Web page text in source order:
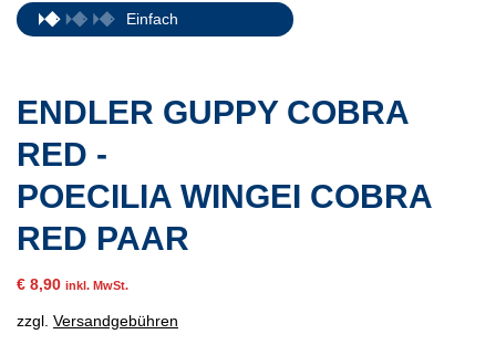
Einfach
ENDLER GUPPY COBRA
RED -
POECILIA WINGEI COBRA
RED PAAR
€ 8,90 inkl. MwSt.
zzgl. Versandgebühren